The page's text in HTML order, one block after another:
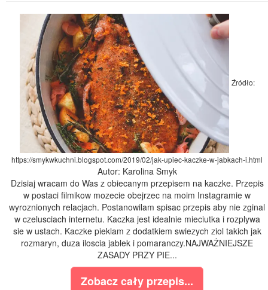
Źródło:
https://smykwkuchni.blogspot.com/2019/02/jak-upiec-kaczke-w-jabkach-i.html
Autor: Karolina Smyk
Dzisiaj wracam do Was z obiecanym przepisem na kaczke. Przepis
w postaci filmikow mozecie obejrzec na moim Instagramie w
wyroznionych relacjach. Postanowilam spisac przepis aby nie zginal
w czelusciach internetu. Kaczka jest idealnie mieciutka i rozplywa
sie w ustach. Kaczke pieklam z dodatkiem swiezych ziol takich jak
rozmaryn, duza iloscia jablek i pomaranczy.NAJWAŻNIEJSZE
ZASADY PRZY PIE...
Zobacz cały przepis...